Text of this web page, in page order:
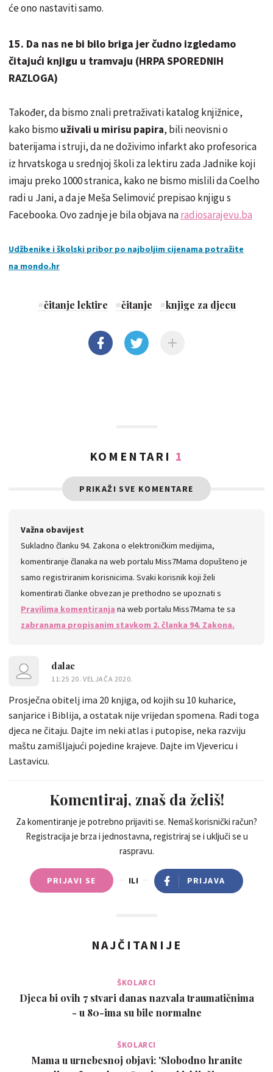
će ono nastaviti samo.
15. Da nas ne bi bilo briga jer čudno izgledamo
čitajući knjigu u tramvaju (HRPA SPOREDNIH
RAZLOGA)
Također, da bismo znali pretraživati katalog knjižnice,
kako bismo uživali u mirisu papira, bili neovisni o
baterijama i struji, da ne doživimo infarkt ako profesorica
iz hrvatskoga u srednjoj školi za lektiru zada Jadnike koji
imaju preko 1000 stranica, kako ne bismo mislili da Coelho
radi u Jani, a da je Meša Selimović prepisao knjigu s
Facebooka. Ovo zadnje je bila objava naradiosarajevu.ba
Udžbenike i školski pribor po najboljim cijenama potražite
na mondo.hr
#čitanje lektire #čitanje #knjige za djecu
KOMENTARI 1
PRIKAŽI SVE KOMENTARE
Važna obavijest
Sukladno članku 94. Zakona o elektroničkim medijima,
komentiranje članaka na web portalu Miss7Mama dopušteno je
samo registriranim korisnicima. Svaki korisnik koji želi
komentirati članke obvezan je prethodno se upoznati s
Pravilima komentiranja na web portalu Miss7Mama te sa
zabranama propisanim stavkom 2. članka 94. Zakona.
dalac
11:25 20. VELJAČA 2020.
Prosječna obitelj ima 20 knjiga, od kojih su 10 kuharice,
sanjarice i Biblija, a ostatak nije vrijedan spomena. Radi toga
djeca ne čitaju. Dajte im neki atlas i putopise, neka razviju
maštu zamišljajući pojedine krajeve. Dajte im Vjevericu i
Lastavicu.
Komentiraj, znaš da želiš!
Za komentiranje je potrebno prijaviti se. Nemaš korisnički račun?
Registracija je brza i jednostavna, registriraj se i uključi se u
raspravu.
PRIJAVI SE ILI PRIJAVA
NAJČITANIJE
ŠKOLARCI
Djeca bi ovih 7 stvari danas nazvala traumatičnima
- u 80-ima su bile normalne
ŠKOLARCI
Mama u urnebesnoj objavi: 'Slobodno hranite